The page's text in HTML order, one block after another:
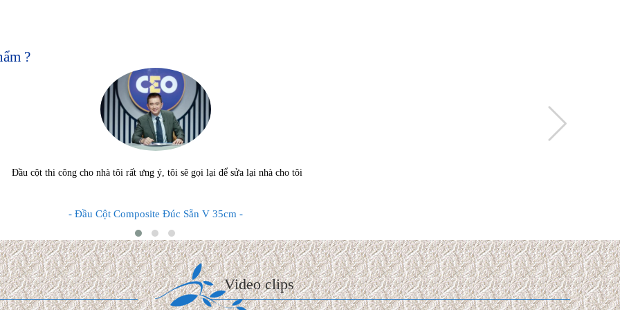
?
Đầu cột thi công cho nhà tôi rất ưng ý, tôi sẽ gọi lại để sửa lại nhà cho tôi
- Đầu Cột Composite Đúc Sẵn V 35cm -
thiện trọn gói biệt thự mái
m² cho đến ...
Video clips